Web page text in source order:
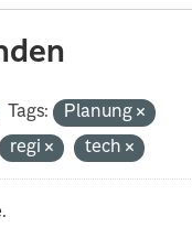
Tags:
Planung
regi tech